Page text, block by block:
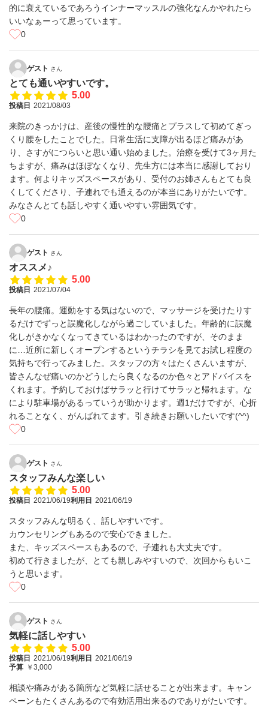
的に衰えているであろうインナーマッスルの強化なんかやれたら
いいなぁーって思っています。
0
ゲスト さん
とても通いやすいです。
5.00
投稿日 2021/08/03
来院のきっかけは、産後の慢性的な腰痛とプラスして初めてぎっ
くり腰をしたことでした。日常生活に支障が出るほど痛みがあ
り、さすがにつらいと思い通い始めました。治療を受けて3ヶ月た
ちますが、痛みはほぼなくなり、先生方には本当に感謝しており
ます。何よりキッズスペースがあり、受付のお姉さんもとても良
くしてくださり、子連れでも通えるのが本当にありがたいです。
みなさんとても話しやすく通いやすい雰囲気です。
0
ゲスト さん
オススメ♪
5.00
投稿日 2021/07/04
長年の腰痛。運動をする気はないので、マッサージを受けたりす
るだけでずっと誤魔化しながら過ごしていました。年齢的に誤魔
化しがきかなくなってきているはわかったのですが、そのまま
に…近所に新しくオープンするというチラシを見てお試し程度の
気持ちで行ってみました。スタッフの方々はたくさんいますが、
皆さんなぜ痛いのかどうしたら良くなるのか色々とアドバイスを
くれます。予約しておけばサラッと行けてサラッと帰れます。な
により駐車場があるっていうが助かります。週1だけですが、心折
れることなく、がんばれてます。引き続きお願いしたいです(^^)
0
ゲスト さん
スタッフみんな楽しい
5.00
投稿日 2021/06/19利用日 2021/06/19
スタッフみんな明るく、話しやすいです。
カウンセリングもあるので安心できました。
また、キッズスペースもあるので、子連れも大丈夫です。
初めて行きましたが、とても親しみやすいので、次回からもいこ
うと思います。
0
ゲスト さん
気軽に話しやすい
5.00
投稿日 2021/06/19利用日 2021/06/19
予算 ￥3,000
相談や痛みがある箇所など気軽に話せることが出来ます。キャン
ペーンもたくさんあるので有効活用出来るのでありがたいです。